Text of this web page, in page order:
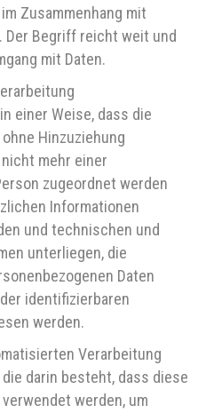
Zusammenhang mit
Der Begriff reicht weit und
mit Daten.
einer Weise, dass die
Hinzuziehung
mehr einer
zugeordnet werden
Informationen
und technischen und
unterliegen, die
Daten
identifizierbaren
werden.
Verarbeitung
darin besteht, dass diese
werden, um